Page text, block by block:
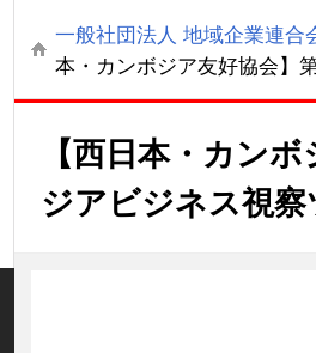
一般社団法人 地域企業連合
本・カンボジア友好協会】
【西日本・カン
ジアビジネス視察